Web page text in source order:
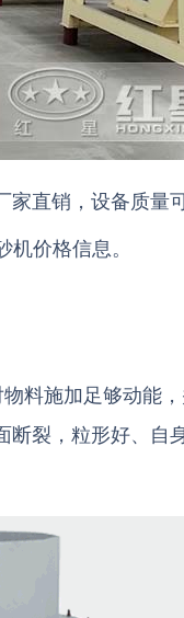
直销，设备质量
机价格信息。
料施加足够动能
裂，粒形好、自